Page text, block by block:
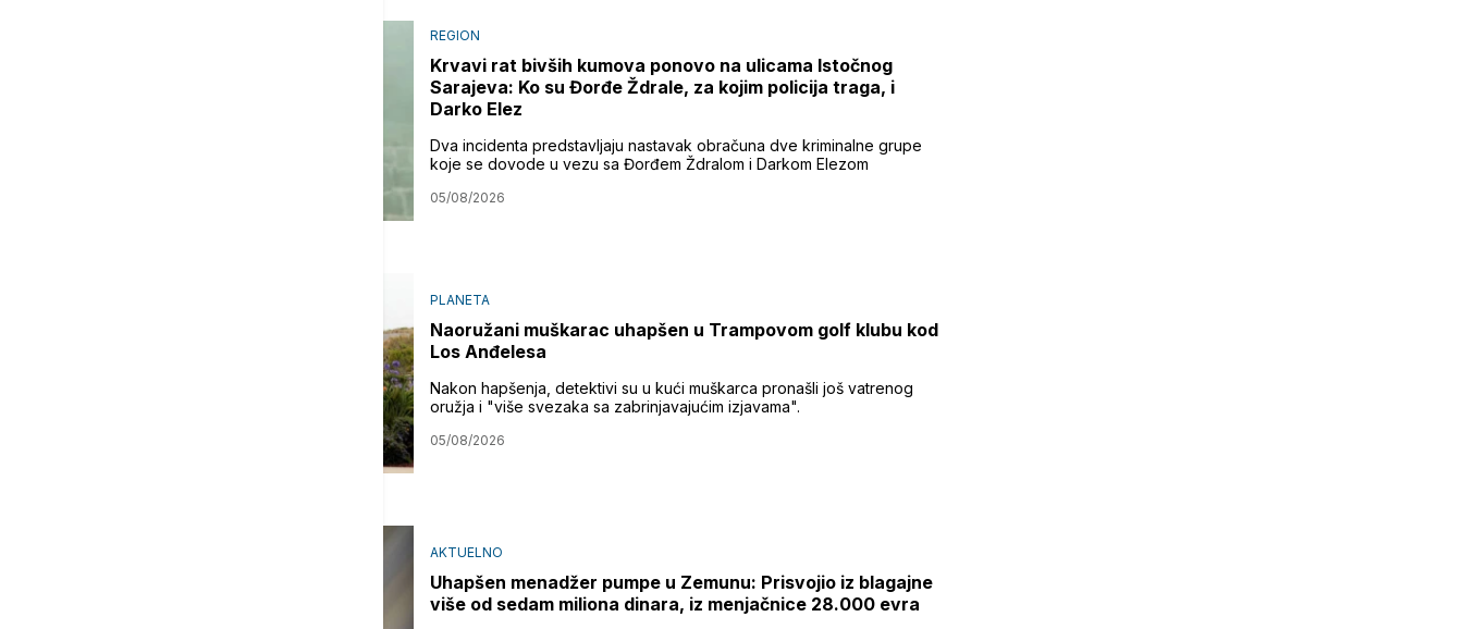
REGION
Krvavi rat bivših kumova ponovo na ulicama Istočnog
Sarajeva: Ko su Đorđe Ždrale, za kojim policija traga, i
Darko Elez
Dva incidenta predstavljaju nastavak obračuna dve kriminalne grupe
koje se dovode u vezu sa Đorđem Ždralom i Darkom Elezom
05/08/2026
PLANETA
Naoružani muškarac uhapšen u Trampovom golf klubu kod
Los Anđelesa
Nakon hapšenja, detektivi su u kući muškarca pronašli još vatrenog
oružja i "više svezaka sa zabrinjavajućim izjavama".
05/08/2026
AKTUELNO
Uhapšen menadžer pumpe u Zemunu: Prisvojio iz blagajne
više od sedam miliona dinara, iz menjačnice 28.000 evra